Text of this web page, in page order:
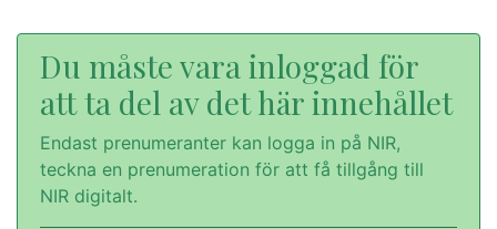
Du måste vara inloggad för
att ta del av det här innehållet
Endast prenumeranter kan logga in på NIR,
teckna en prenumeration för att få tillgång till
NIR digitalt.